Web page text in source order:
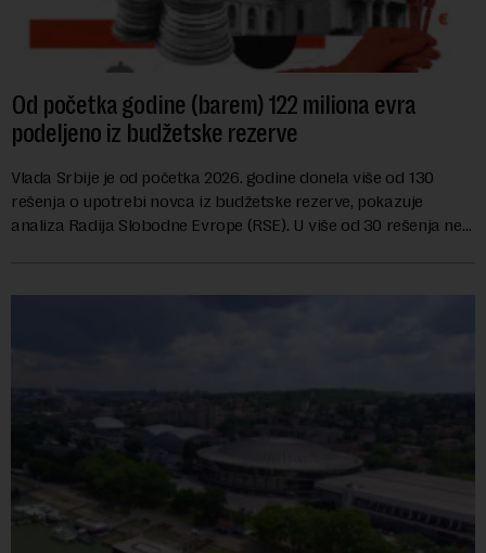
Od početka godine (barem) 122 miliona evra
podeljeno iz budžetske rezerve
Vlada Srbije je od početka 2026. godine donela više od 130
rešenja o upotrebi novca iz budžetske rezerve, pokazuje
analiza Radija Slobodne Evrope (RSE). U više od 30 rešenja ne